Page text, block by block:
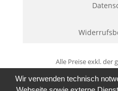
Alle Preise exkl. der
Wir verwenden technisch